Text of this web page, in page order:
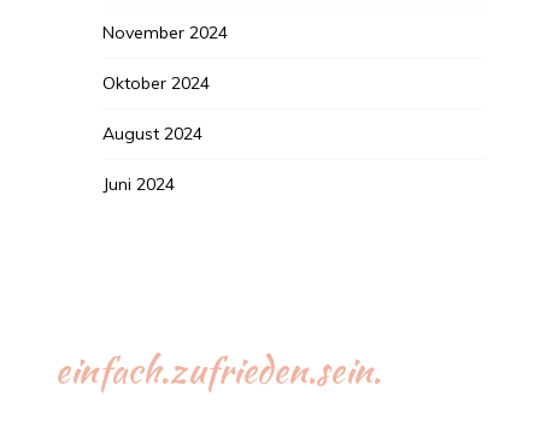
November 2024
Oktober 2024
August 2024
Juni 2024
einfach.zufrieden.sein.